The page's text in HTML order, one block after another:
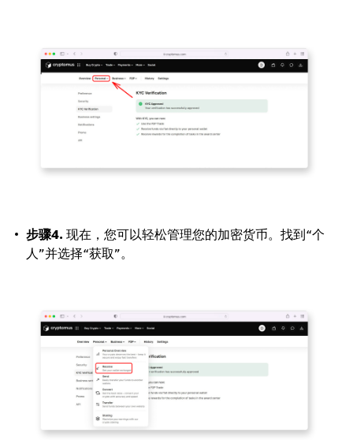
步骤4. 现在，您可以轻松管理您的加密货币。找到“个
人”并选择“获取”。